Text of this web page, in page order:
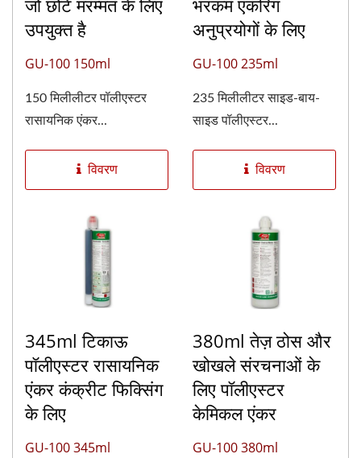
उपयुक्त है
GU-100 150ml
150 मिलीलीटर पॉलीएस्टर
रासायनिक एंकर...
विवरण
अनुप्रयोगों के लिए
GU-100 235ml
235 मिलीलीटर साइड-बाय-
साइड पॉलीएस्टर...
विवरण
345ml टिकाऊ
पॉलीएस्टर रासायनिक
एंकर कंक्रीट फिक्सिंग
के लिए
GU-100 345ml
380ml तेज़ ठोस और
खोखले संरचनाओं के
लिए पॉलीएस्टर
केमिकल एंकर
GU-100 380ml